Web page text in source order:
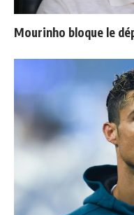
Mourinho bloque le